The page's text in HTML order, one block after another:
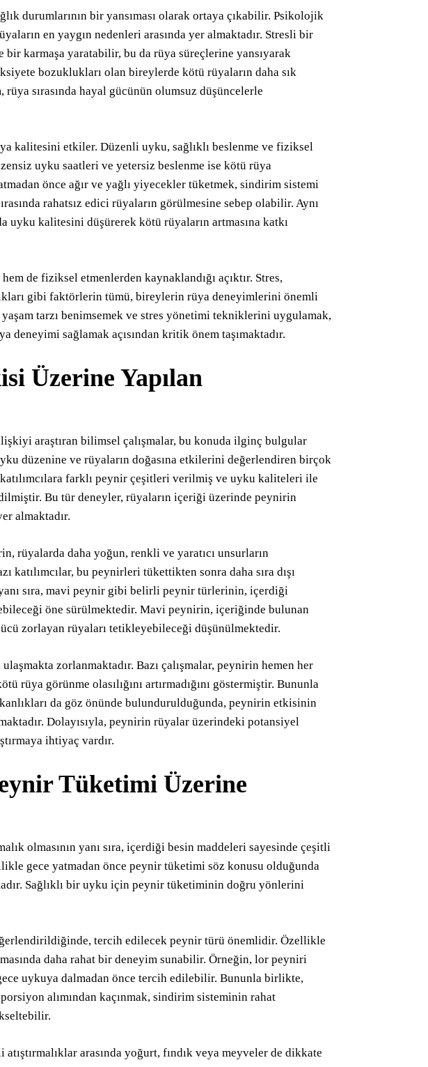
durumlarının bir yansıması olarak ortaya çıkabilir. Psikolojik
en yaygın nedenleri arasında yer almaktadır. Stresli bir
karmaşa yaratabilir, bu da rüya süreçlerine yansıyarak
bozuklukları olan bireylerde kötü rüyaların daha sık
sırasında hayal gücünün olumsuz düşüncelerle
kalitesini etkiler. Düzenli uyku, sağlıklı beslenme ve fiziksel
uyku saatleri ve yetersiz beslenme ise kötü rüya
önce ağır ve yağlı yiyecekler tüketmek, sindirim sistemi
rahatsız edici rüyaların görülmesine sebep olabilir. Aynı
uyku kalitesini düşürerek kötü rüyaların artmasına katkı
de fiziksel etmenlerden kaynaklandığı açıktır. Stres,
gibi faktörlerin tümü, bireylerin rüya deneyimlerini önemli
tarzı benimsemek ve stres yönetimi tekniklerini uygulamak,
sağlamak açısından kritik önem taşımaktadır.
Üzerine Yapılan
araştıran bilimsel çalışmalar, bu konuda ilginç bulgular
düzenine ve rüyaların doğasına etkilerini değerlendiren birçok
katılımcılara farklı peynir çeşitleri verilmiş ve uyku kaliteleri ile
Bu tür deneyler, rüyaların içeriği üzerinde peynirin
almaktadır.
rüyalarda daha yoğun, renkli ve yaratıcı unsurların
katılımcılar, bu peynirleri tükettikten sonra daha sıra dışı
sıra, mavi peynir gibi belirli peynir türlerinin, içerdiği
öne sürülmektedir. Mavi peynirin, içeriğinde bulunan
zorlayan rüyaları tetikleyebileceği düşünülmektedir.
zorlanmaktadır. Bazı çalışmalar, peynirin hemen her
görünme olasılığını artırmadığını göstermiştir. Bununla
da göz önünde bulundurulduğunda, peynirin etkisinin
Dolayısıyla, peynirin rüyalar üzerindeki potansiyel
ihtiyaç vardır.
Tüketimi Üzerine
olmasının yanı sıra, içerdiği besin maddeleri sayesinde çeşitli
gece yatmadan önce peynir tüketimi söz konusu olduğunda
Sağlıklı bir uyku için peynir tüketiminin doğru yönlerini
tercih edilecek peynir türü önemlidir. Özellikle
daha rahat bir deneyim sunabilir. Örneğin, lor peyniri
uykuya dalmadan önce tercih edilebilir. Bununla birlikte,
alımından kaçınmak, sindirim sisteminin rahat
arasında yoğurt, fındık veya meyveler de dikkate